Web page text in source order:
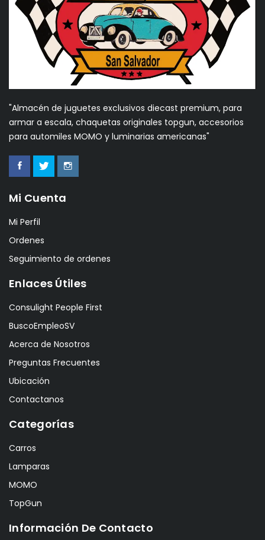
"Almacén de juguetes exclusivos diecast premium, para
armar a escala, chaquetas originales topgun, accesorios
para automiles MOMO y luminarias americanas"
Mi Cuenta
Mi Perfil
Ordenes
Seguimiento de ordenes
Enlaces Útiles
Consulight People First
BuscoEmpleoSV
Acerca de Nosotros
Preguntas Frecuentes
Ubicación
Contactanos
Categorías
Carros
Lamparas
MOMO
TopGun
Información De Contacto